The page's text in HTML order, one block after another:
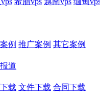
例 推广案例 其它案例
道
载 文件下载 合同下载